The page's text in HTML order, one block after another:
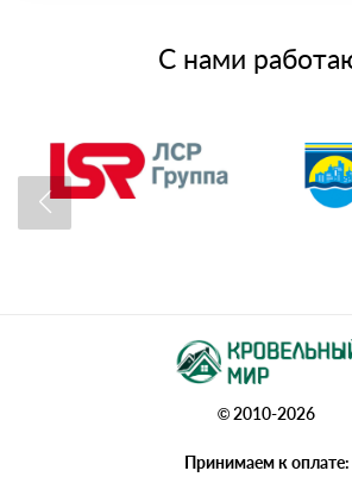
С нами
© 2010-2026
Принимаем к оплате: